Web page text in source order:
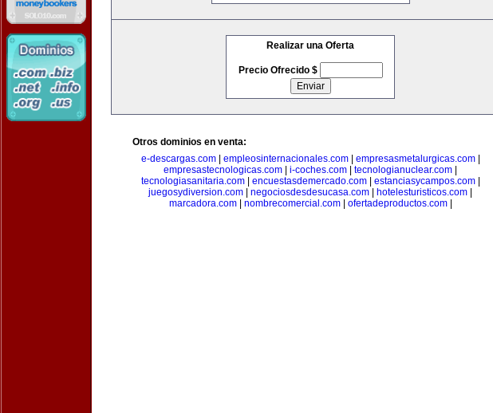
Realizar una Oferta
Precio Ofrecido $
Otros dominios en venta:
e-descargas.com| empleosinternacionales.com| empresasmetalurgicas.com|
empresastecnologicas.com
i-coches.com tecnologianuclear.com
tecnologiasanitaria.com| encuestasdemercado.com| estanciasycampos.com|
juegosydiversion.com
negociosdesdesucasa.com hotelesturisticos.com
marcadora.com| nombrecomercial.com| ofertadeproductos.com|